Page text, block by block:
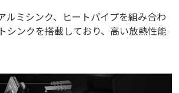
ルミシンク、ヒートパイプを組み合わ
シンクを搭載しており、高い放熱性能